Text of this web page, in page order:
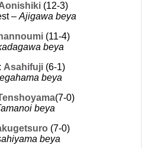
(12-3)
–Ajigawa beya
(11-4)
beya
Asahifuji (6-1)
beya
(7-0)
beya
(7-0)
beya